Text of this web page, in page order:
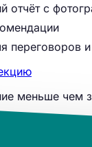
отчёт с
переговоров
меньше чем